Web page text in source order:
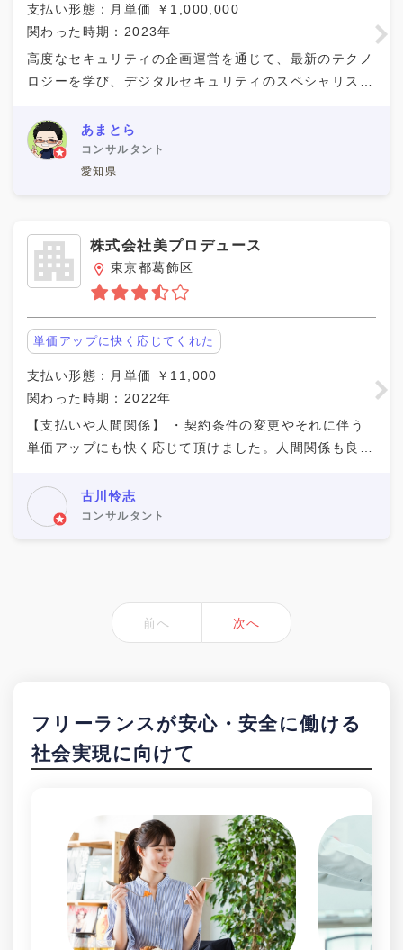
支払い形態：月単価 ￥1,000,000
関わった時期：2023年
高度なセキュリティの企画運営を通じて、最新のテクノ
ロジーを学び、デジタルセキュリティのスペシャリスト
同僚との連携を通じて、協力と情報共有が円滑に行われ
あまとら
コンサルタント
愛知県
株式会社美プロデュース
東京都葛飾区
単価アップに快く応じてくれた
支払い形態：月単価 ￥11,000
関わった時期：2022年
【支払いや人間関係】 ・契約条件の変更やそれに伴う
単価アップにも快く応じて頂けました。人間関係も良好
古川怜志
コンサルタント
前へ 次へ
フリーランスが安心・安全に働ける
社会実現に向けて